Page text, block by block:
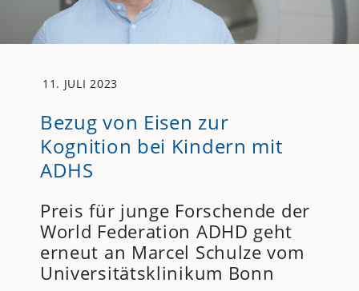
11. JULI 2023
Bezug von Eisen zur
Kognition bei Kindern mit
ADHS
Preis für junge Forschende der
World Federation ADHD geht
erneut an Marcel Schulze vom
Universitätsklinikum Bonn